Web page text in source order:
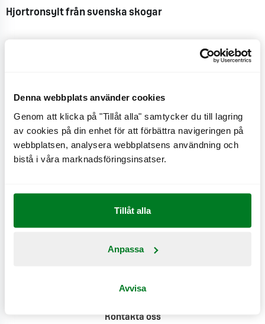
Denna webbplats använder cookies
Genom att klicka på "Tillåt alla" samtycker du till lagring
av cookies på din enhet för att förbättra navigeringen på
webbplatsen, analysera webbplatsens användning och
bistå i våra marknadsföringsinsatser.
Tillåt alla
Anpassa
Avvisa
Hjortronsylt från svenska skogar
Näringsinformation
Kontakta oss